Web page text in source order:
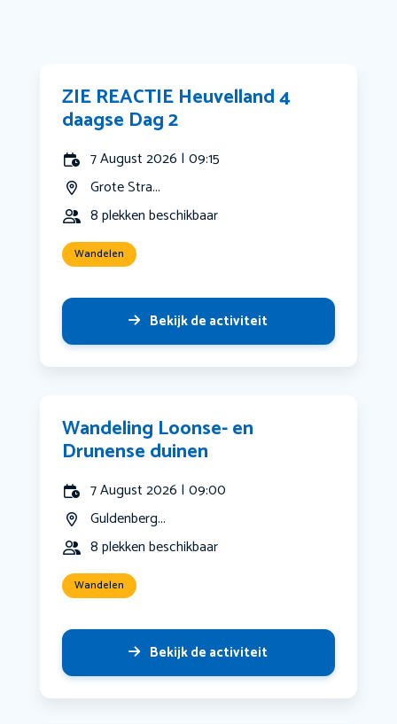
ZIE REACTIE Heuvelland 4
daagse Dag 2
7 August 2026 | 09:15
Grote Stra...
8 plekken beschikbaar
Wandelen
Bekijk de activiteit
Wandeling Loonse- en
Drunense duinen
7 August 2026 | 09:00
Guldenberg...
8 plekken beschikbaar
Wandelen
Bekijk de activiteit